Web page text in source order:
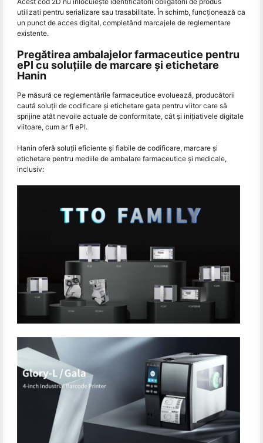
utilizati pentru serializare sau trasabilitate. În schimb, funcționează ca
un punct de acces digital, completând marcajele de reglementare
existente.
Pregătirea ambalajelor farmaceutice pentru
ePI cu soluțiile de marcare și etichetare
Hanin
Pe măsură ce reglementările farmaceutice evoluează, producătorii
caută soluții de codificare și etichetare gata pentru viitor care să
sprijine atât nevoile actuale de conformitate, cât și inițiativele digitale
viitoare, cum ar fi ePI.
Hanin oferă soluții eficiente și fiabile de codificare, marcare și
etichetare pentru mediile de ambalare farmaceutice și medicale,
inclusiv: